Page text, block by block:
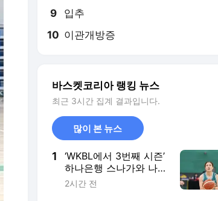
9 입추
10 이관개방증
바스켓코리아 랭킹 뉴스
최근 3시간 집계 결과입니다.
많이 본 뉴스
1
‘WKBL에서 3번째 시즌’
하나은행 스나가와 나츠
키, “수비를 발전시켜야
2시간 전